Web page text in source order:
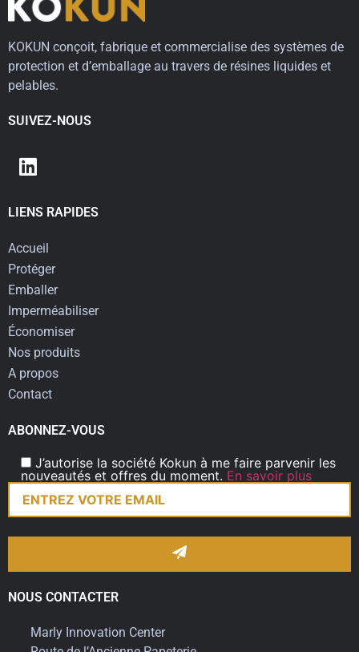
KOKUN conçoit, fabrique et commercialise des systèmes de
protection et d’emballage au travers de résines liquides et
pelables.
SUIVEZ-NOUS
LIENS RAPIDES
Accueil
Protéger
Emballer
Imperméabiliser
Économiser
Nos produits
A propos
Contact
ABONNEZ-VOUS
J’autorise la société Kokun à me faire parvenir les
nouveautés et offres du moment. En savoir plus
NOUS CONTACTER
Marly Innovation Center